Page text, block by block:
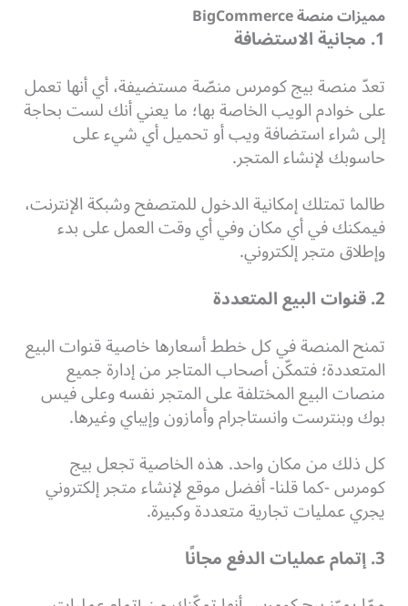
مميزات منصة BigCommerce
1. مجانية الاستضافة
تعدّ منصة بيج كومرس منصّة مستضيفة، أي أنها تعمل
على خوادم الويب الخاصة بها؛ ما يعني أنك لست بحاجة
إلى شراء استضافة ويب أو تحميل أي شيء على
حاسوبك لإنشاء المتجر.
طالما تمتلك إمكانية الدخول للمتصفح وشبكة الإنترنت،
فيمكنك في أي مكان وفي أي وقت العمل على بدء
وإطلاق متجر إلكتروني.
2. قنوات البيع المتعددة
تمنح المنصة في كل خطط أسعارها خاصية قنوات البيع
المتعددة؛ فتمكّن أصحاب المتاجر من إدارة جميع
منصات البيع المختلفة على المتجر نفسه وعلى فيس
بوك وبنترست وانستاجرام وأمازون وإيباي وغيرها.
كل ذلك من مكان واحد.هذه الخاصية تجعل بيج
كومرس -كما قلنا- أفضل موقع لإنشاء متجر إلكتروني
يجري عمليات تجارية متعددة وكبيرة.
3. إتمام عمليات الدفع مجانًا